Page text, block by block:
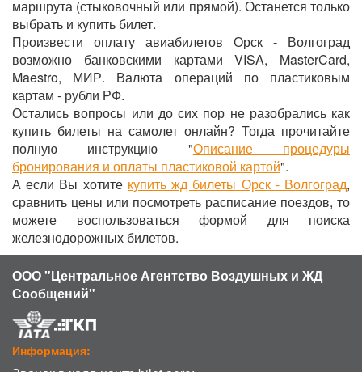
маршрута (стыковочный или прямой). Останется только
выбрать и купить билет.
Произвести оплату авиабилетов Орск - Волгоград
возможно банковскими картами VISA, MasterCard,
Maestro, МИР. Валюта операций по пластиковым
картам - рубли РФ.
Остались вопросы или до сих пор не разобрались как
купить билеты на самолет онлайн? Тогда прочитайте
полную инструкцию "Описание процедуры
бронирования и оплаты пластиковой картой".
А если Вы хотите купить жд билеты Орск - Волгоград,
сравнить цены или посмотреть расписание поездов, то
можете воспользоваться формой для поиска
железнодорожных билетов.
ООО "Центральное Агентство Воздушных и ЖД
Сообщений"
Информация: